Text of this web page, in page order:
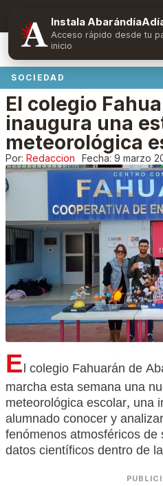
Suscríbete y obtén
SOCIEDAD
El colegio
inaugura una
meteorológica
Por: Redaccion Fecha: 9 marzo
El colegio Fahuarán de
marcha esta semana una
meteorológica escolar, una
alumnado conocer y
fenómenos atmosféricos
datos científicos dentro de
Instala
Acceso rápido desde tu
inicio